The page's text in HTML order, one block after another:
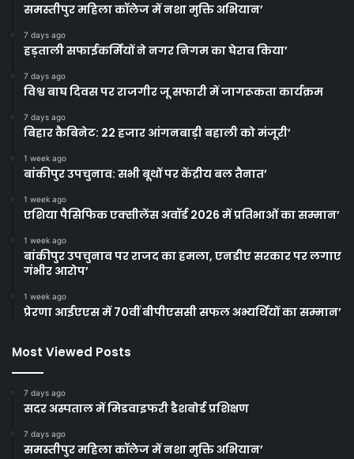
समस्तीपुर महिला कॉलेज में नशा मुक्ति अभियान’
7 days ago
हड़ताली सफाईकर्मियों ने नगर निगम का घेराव किया’
7 days ago
विश्व बाघ दिवस पर राजगीर जू सफारी में जागरूकता कार्यक्रम
7 days ago
बिहार कैबिनेट: 22 हजार आंगनबाड़ी बहाली को मंजूरी’
1 week ago
बांकीपुर उपचुनाव: सभी बूथों पर केंद्रीय बल तैनात’
1 week ago
एशिया पैसिफिक एक्सीलेंस अवॉर्ड 2026 में प्रतिभाओं का सम्मान’
1 week ago
बांकीपुर उपचुनाव पर राजद का हमला, एनडीए सरकार पर लगाए
गंभीर आरोप’
1 week ago
प्रेरणा आईएएस में 70वीं बीपीएससी सफल अभ्यर्थियों का सम्मान’
Most Viewed Posts
7 days ago
सदर अस्पताल में मिडवाइफरी डैशबोर्ड प्रशिक्षण
7 days ago
समस्तीपुर महिला कॉलेज में नशा मुक्ति अभियान’